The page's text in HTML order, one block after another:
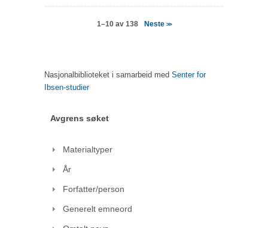
1–10 av 138 Neste >>
Nasjonalbiblioteket i samarbeid med Senter for
Ibsen-studier
Avgrens søket
Materialtyper
År
Forfatter/person
Generelt emneord